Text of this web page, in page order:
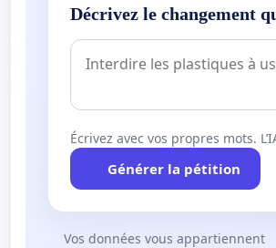
Décrivez le changement
Écrivez avec vos propres mots.
Générer la pétition
Vos données vous appartiennent